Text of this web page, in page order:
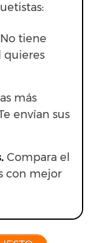
No tiene
quieres
más
envían sus
Compara el
con mejor